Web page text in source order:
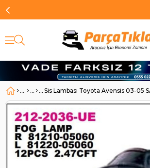
Sis Lambası Toyota Avensis 03-05